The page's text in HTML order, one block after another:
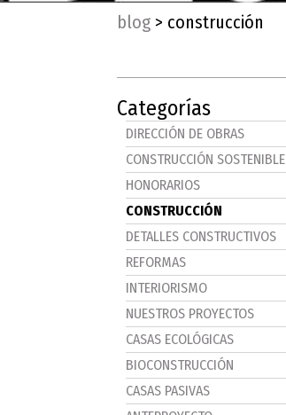
blog > construcción
Categorías
DIRECCIÓN DE OBRAS
CONSTRUCCIÓN SOSTENIBLE
HONORARIOS
CONSTRUCCIÓN
DETALLES CONSTRUCTIVOS
REFORMAS
INTERIORISMO
NUESTROS PROYECTOS
CASAS ECOLÓGICAS
BIOCONSTRUCCIÓN
CASAS PASIVAS